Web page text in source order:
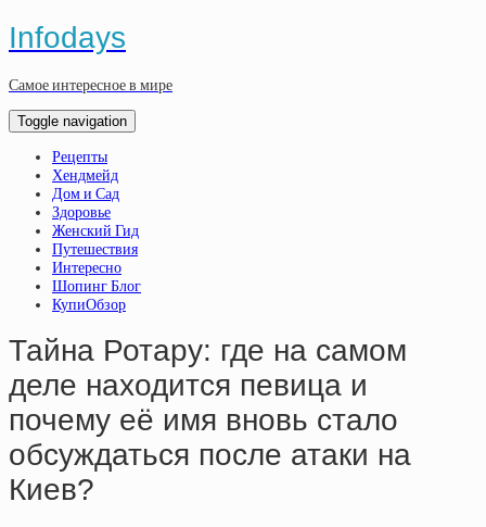
Infodays
Самое интересное в мире
Toggle navigation
Рецепты
Хендмейд
Дом и Сад
Здоровье
Женский Гид
Путешествия
Интересно
Шопинг Блог
КупиОбзор
Тайна Ротару: где на самом
деле находится певица и
почему её имя вновь стало
обсуждаться после атаки на
Киев?